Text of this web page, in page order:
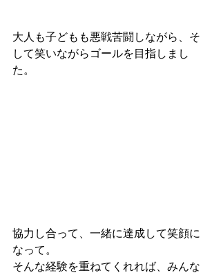
大人も子どもも悪戦苦闘しながら、そ
して笑いながらゴールを目指しまし
た。
協力し合って、一緒に達成して笑顔に
なって。
そんな経験を重ねてくれれば、みんな